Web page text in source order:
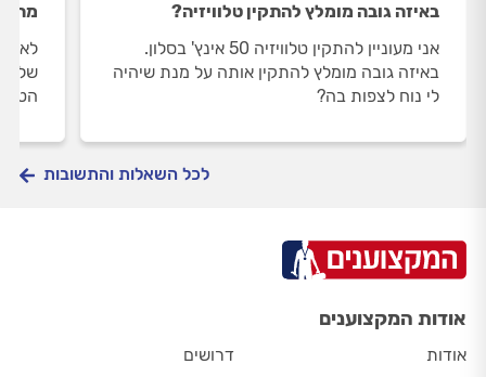
באיזה גובה מומלץ להתקין טלוויזיה?
אני מעוניין להתקין טלוויזיה 50 אינץ' בסלון.
באיזה גובה מומלץ להתקין אותה על מנת שיהיה
לי נוח לצפות בה?
מה
שלי.
לכל השאלות והתשובות
אודות המקצוענים
אודות
דרושים